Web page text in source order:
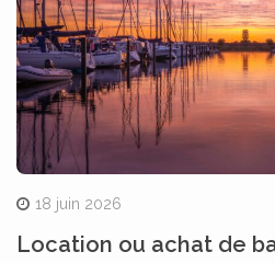
18 juin 2026
Location ou achat de